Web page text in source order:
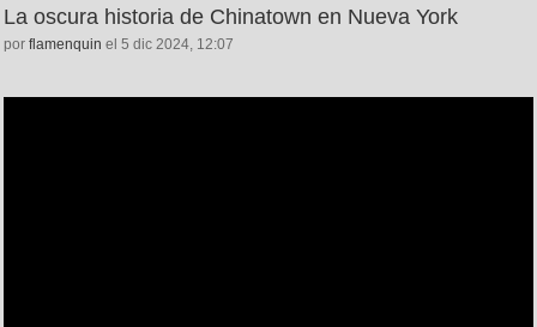
La oscura historia de Chinatown en Nueva York
por flamenquin el 5 dic 2024, 12:07